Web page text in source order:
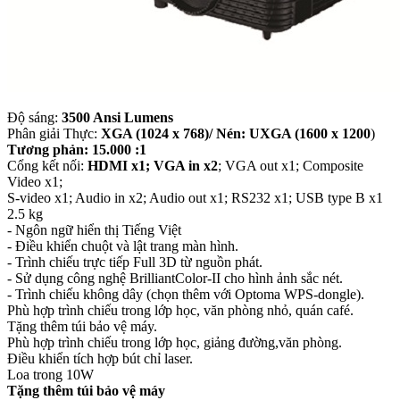
Độ sáng: 3500 Ansi Lumens
Phân giải Thực: XGA (1024 x 768)/ Nén: UXGA (1600 x 1200)
Tương phản: 15.000 :1
Cổng kết nối: HDMI x1; VGA in x2; VGA out x1; Composite
Video x1;
S-video x1; Audio in x2; Audio out x1; RS232 x1; USB type B x1
2.5 kg
- Ngôn ngữ hiển thị Tiếng Việt
- Điều khiển chuột và lật trang màn hình.
- Trình chiếu trực tiếp Full 3D từ nguồn phát.
- Sử dụng công nghệ BrilliantColor-II cho hình ảnh sắc nét.
- Trình chiếu không dây (chọn thêm với Optoma WPS-dongle).
Phù hợp trình chiếu trong lớp học, văn phòng nhỏ, quán café.
Tặng thêm túi bảo vệ máy.
Phù hợp trình chiếu trong lớp học, giảng đường,văn phòng.
Điều khiển tích hợp bút chỉ laser.
Loa trong 10W
Tặng thêm túi bảo vệ máy